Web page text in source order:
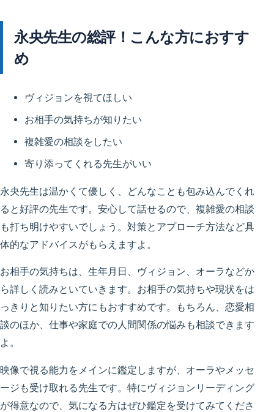
永央先生の総評！こんな方におすす
め
ヴィジョンを視てほしい
お相手の気持ちが知りたい
複雑愛の相談をしたい
寄り添ってくれる先生がいい
永央先生は温かくて優しく、どんなことも包み込んでくれ
ると好評の先生です。安心して話せるので、複雑愛の相談
も打ち明けやすいでしょう。対策とアプローチ方法など具
体的なアドバイスがもらえますよ。
お相手の気持ちは、生年月日、ヴィジョン、オーラなどか
ら詳しく読みといていきます。お相手の気持ちや現状をは
っきりと知りたい方にもおすすめです。もちろん、恋愛相
談のほか、仕事や家庭での人間関係の悩みも相談できます
よ。
映像で視る能力をメインに鑑定しますが、オーラやメッセ
ージも受け取れる先生です。特にヴィジョンリーディング
が得意なので、気になる方はぜひ鑑定を受けてみてくださ